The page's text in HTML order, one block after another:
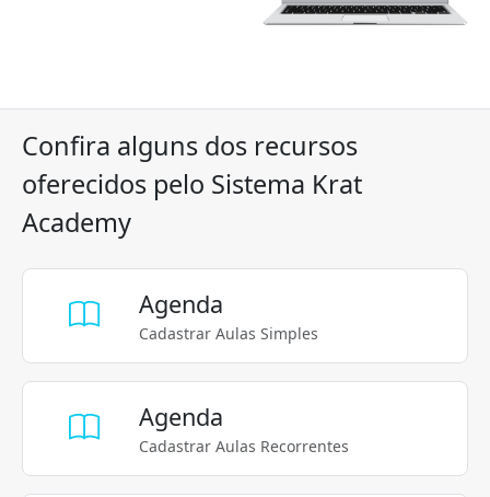
Confira alguns dos recursos
oferecidos pelo Sistema Krat
Academy
Agenda
Cadastrar Aulas Simples
Agenda
Cadastrar Aulas Recorrentes